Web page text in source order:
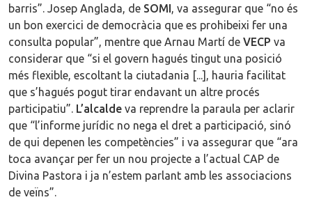
barris”. Josep Anglada, de SOMI, va assegurar que “no és
un bon exercici de democràcia que es prohibeixi fer una
consulta popular”, mentre que Arnau Martí de VECP va
considerar que “si el govern hagués tingut una posició
més flexible, escoltant la ciutadania [...], hauria facilitat
que s’hagués pogut tirar endavant un altre procés
participatiu”. L’alcalde va reprendre la paraula per aclarir
que “l’informe jurídic no nega el dret a participació, sinó
de qui depenen les competències” i va assegurar que “ara
toca avançar per fer un nou projecte a l’actual CAP de
Divina Pastora i ja n’estem parlant amb les associacions
de veïns”.